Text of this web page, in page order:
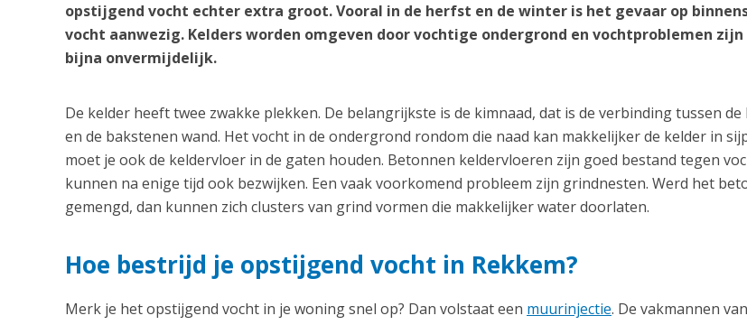
opstijgend vocht echter extra groot. Vooral in de herfst en de winter is het gevaar op
vocht aanwezig. Kelders worden omgeven door vochtige ondergrond en vochtproblemen
bijna onvermijdelijk.
De kelder heeft twee zwakke plekken. De belangrijkste is de kimnaad, dat is de verbinding tussen
en de bakstenen wand. Het vocht in de ondergrond rondom die naad kan makkelijker de kelder in
moet je ook de keldervloer in de gaten houden. Betonnen keldervloeren zijn goed bestand tegen
kunnen na enige tijd ook bezwijken. Een vaak voorkomend probleem zijn grindnesten. Werd het
gemengd, dan kunnen zich clusters van grind vormen die makkelijker water doorlaten.
Hoe bestrijd je opstijgend vocht in Rekkem?
Merk je het opstijgend vocht in je woning snel op? Dan volstaat een muurinjectie. De vakmannen